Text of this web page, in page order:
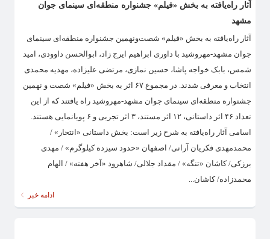
آثار راه‌یافته به بخش «فیلم» جشنواره منطقه‌ای سینمای جوان
مشهد
آثار راه‌یافته به بخش «فیلم» شصت‌ونهمین جشنواره منطقه‌ای سینمای
جوان مشهد-مهروشید با داوری ابراهیم ایرج زاد، ابوالحسن داوودی، امید
شمس، بابک خواجه پاشا، حسین نمازی، مرتضی علیزاده، مهدیه محمدی
انتخاب و معرفی شدند. در مجموع ۶۷ اثر به بخش «فیلم» شصت و نهمین
جشنواره منطقه‌ای سینمای جوان مشهد-مهروشید راه یافتند که از این
تعداد ۴۶ اثر داستانی، ۱۲ اثر مستند، ۳ اثر تجربی و ۶ پویانمایی هستند.
اسامی آثار راه‌یافته به شرح زیر است: بخش داستانی «انتحار» /
محمدمهدی فکریان آرانی/ اصفهان «حدود سیزده کیلوگرم» / مهدی
برزکی/ کاشان «تنگه» / مقداد جلالی/ شاهرود «آخر هفته» / الهام
محمدزاده/ کاشان...
ادامه خبر